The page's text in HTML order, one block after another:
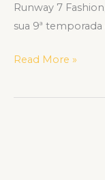
Runway 7
sua 9ª
Read More »